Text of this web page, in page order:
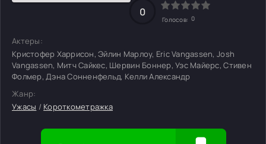
0
Голосов: 0
Актеры:
Кристофер Харрисон, Эйлин Марлоу, Eric Vangassen, Josh
Vangassen, Митч Сайкес, Шервин Боннер, Уэс Майерс, Стивен
Фолмер, Дэна Сонненфельд, Келли Александр
Жанр:
Ужасы / Короткометражка